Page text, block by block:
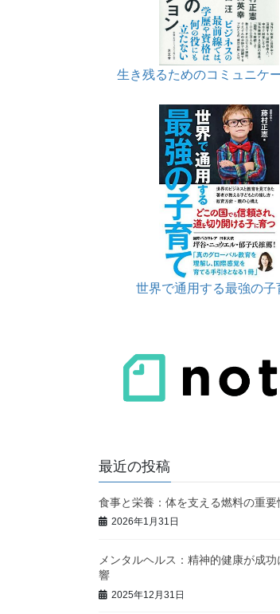
生き残るためのコミュニケ
世界で通用する最強の子
最近の投稿
食事と栄養：体を支える燃料の重要
2026年1月31日
メンタルヘルス：精神的健康が成
響
2025年12月31日